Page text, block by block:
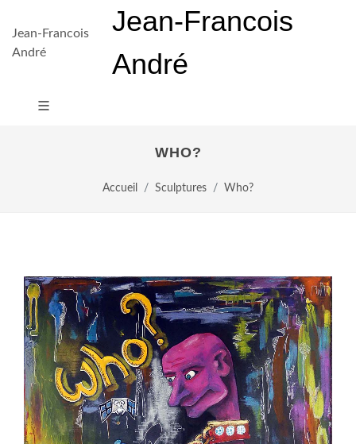
Jean-Francois
André
Jean-Francois
André
WHO?
Accueil Sculptures Who?